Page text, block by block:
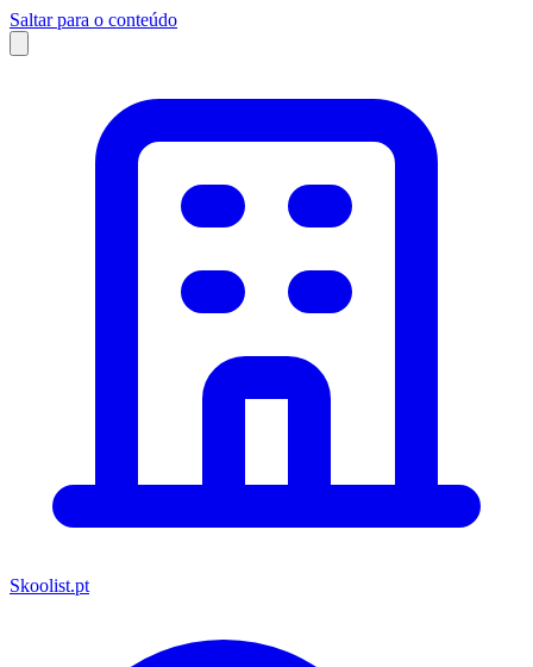
Saltar para o conteúdo
Skoolist.pt